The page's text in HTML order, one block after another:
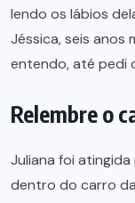
lendo os lábios
Jéssica, seis anos
entendo, até pedi
Relembre o
Juliana foi
dentro do carro da